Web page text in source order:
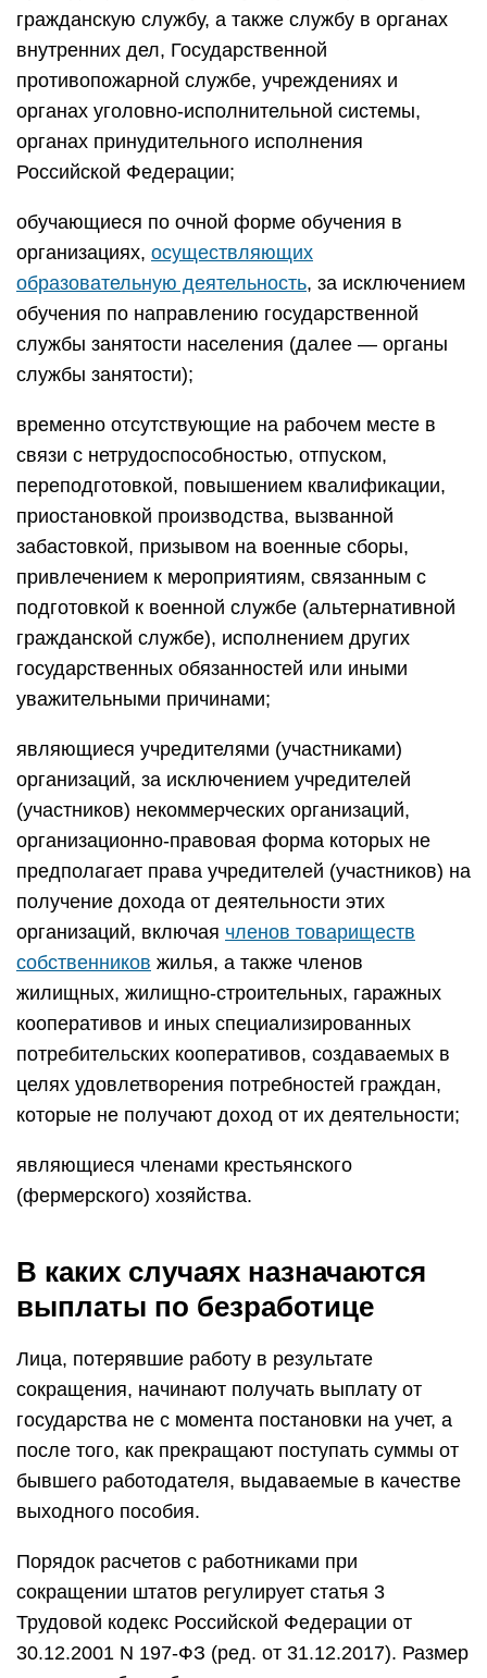
гражданскую службу, а также службу в органах
внутренних дел, Государственной
противопожарной службе, учреждениях и
органах уголовно-исполнительной системы,
органах принудительного исполнения
Российской Федерации;
обучающиеся по очной форме обучения в
организациях, осуществляющих
образовательную деятельность, за исключением
обучения по направлению государственной
службы занятости населения (далее — органы
службы занятости);
временно отсутствующие на рабочем месте в
связи с нетрудоспособностью, отпуском,
переподготовкой, повышением квалификации,
приостановкой производства, вызванной
забастовкой, призывом на военные сборы,
привлечением к мероприятиям, связанным с
подготовкой к военной службе (альтернативной
гражданской службе), исполнением других
государственных обязанностей или иными
уважительными причинами;
являющиеся учредителями (участниками)
организаций, за исключением учредителей
(участников) некоммерческих организаций,
организационно-правовая форма которых не
предполагает права учредителей (участников) на
получение дохода от деятельности этих
организаций, включая членов товариществ
собственников жилья, а также членов
жилищных, жилищно-строительных, гаражных
кооперативов и иных специализированных
потребительских кооперативов, создаваемых в
целях удовлетворения потребностей граждан,
которые не получают доход от их деятельности;
являющиеся членами крестьянского
(фермерского) хозяйства.
В каких случаях назначаются
выплаты по безработице
Лица, потерявшие работу в результате
сокращения, начинают получать выплату от
государства не с момента постановки на учет, а
после того, как прекращают поступать суммы от
бывшего работодателя, выдаваемые в качестве
выходного пособия.
Порядок расчетов с работниками при
сокращении штатов регулирует статья 3
Трудовой кодекс Российской Федерации от
30.12.2001 N 197-ФЗ (ред. от 31.12.2017). Размер